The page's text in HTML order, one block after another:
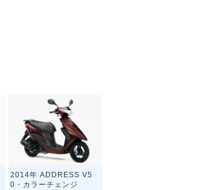
2014年 ADDRESS V5
0・カラーチェンジ